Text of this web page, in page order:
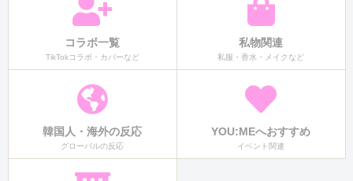
コラボ一覧
TikTokコラボ・カバーなど
私物関連
私服・香水・メイクなど
韓国人・海外の反応
グローバルの反応
YOU:MEへおすすめ
イベント関連